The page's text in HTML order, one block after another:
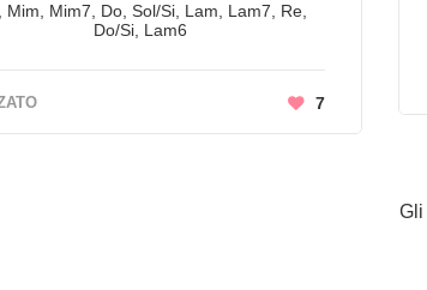
Mim, Mim7, Do, Sol/Si, Lam, Lam7, Re,
Do/Si, Lam6
7
Gli